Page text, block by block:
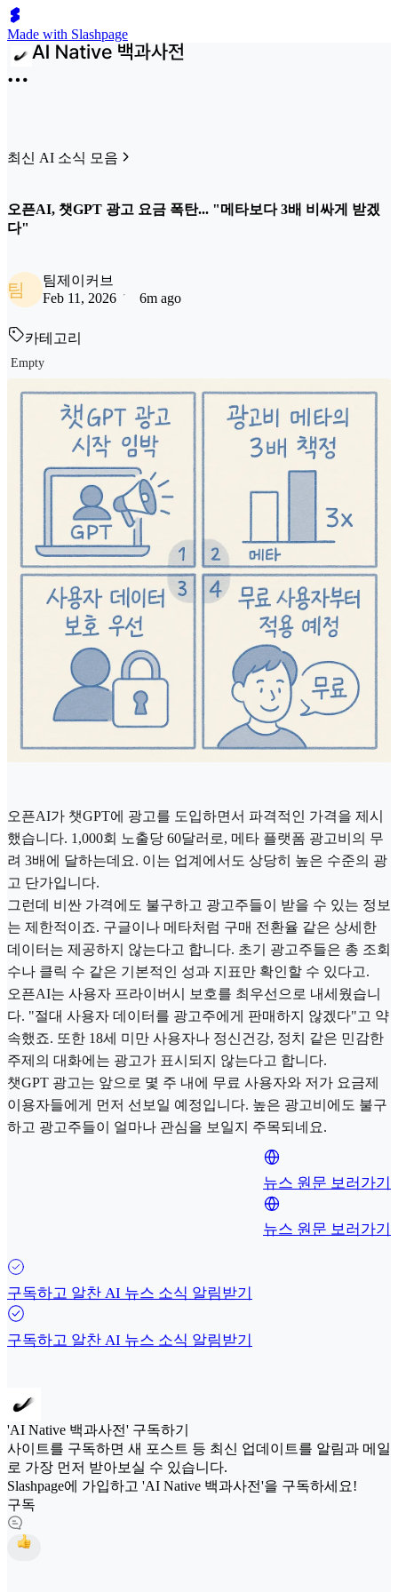
Made with Slashpage
최신 AI 소식 모음
오픈AI, 챗GPT 광고 요금 폭탄... "메타보다 3배 비싸게 받겠
다"
팀
팀제이커브
Feb 11, 2026
6m ago
카테고리
Empty
오픈AI가 챗GPT에 광고를 도입하면서 파격적인 가격을 제시
했습니다. 1,000회 노출당 60달러로, 메타 플랫폼 광고비의 무
려 3배에 달하는데요. 이는 업계에서도 상당히 높은 수준의 광
고 단가입니다.
그런데 비싼 가격에도 불구하고 광고주들이 받을 수 있는 정보
는 제한적이죠. 구글이나 메타처럼 구매 전환율 같은 상세한
데이터는 제공하지 않는다고 합니다. 초기 광고주들은 총 조회
수나 클릭 수 같은 기본적인 성과 지표만 확인할 수 있다고.
오픈AI는 사용자 프라이버시 보호를 최우선으로 내세웠습니
다. "절대 사용자 데이터를 광고주에게 판매하지 않겠다"고 약
속했죠. 또한 18세 미만 사용자나 정신건강, 정치 같은 민감한
주제의 대화에는 광고가 표시되지 않는다고 합니다.
챗GPT 광고는 앞으로 몇 주 내에 무료 사용자와 저가 요금제
이용자들에게 먼저 선보일 예정입니다. 높은 광고비에도 불구
하고 광고주들이 얼마나 관심을 보일지 주목되네요.
뉴스 원문 보러가기
뉴스 원문 보러가기
구독하고 알찬 AI 뉴스 소식 알림받기
구독하고 알찬 AI 뉴스 소식 알림받기
'AI Native 백과사전' 구독하기
사이트를 구독하면 새 포스트 등 최신 업데이트를 알림과 메일
로 가장 먼저 받아보실 수 있습니다.
Slashpage에 가입하고 'AI Native 백과사전'을 구독하세요!
구독